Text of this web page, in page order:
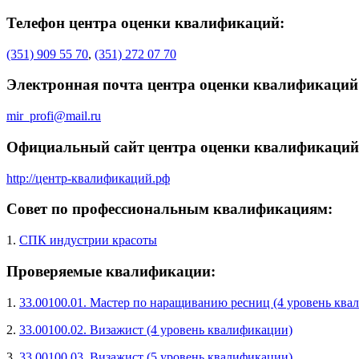
Телефон центра оценки квалификаций:
(351) 909 55 70, (351) 272 07 70
Электронная почта центра оценки
mir_profi@mail.ru
Официальный сайт центра оценки
http://центр-квалификаций.рф
Совет по профессиональным квалификациям:
1. СПК индустрии красоты
Проверяемые квалификации:
1. 33.00100.01. Мастер по наращиванию ресниц (4 уровень
2. 33.00100.02. Визажист (4 уровень квалификации)